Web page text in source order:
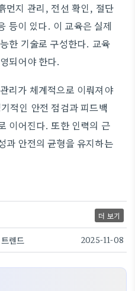
먼지 관리, 전선 확인, 절단
등이 있다. 이 교육은 실제
한 기술로 구성한다. 교육
되어야 한다.
리가 체계적으로 이뤄져야
적인 안전 점검과 피드백
이어진다. 또한 인력의 근
과 안전의 균형을 유지하는
더 보기
렌드 2025-11-08